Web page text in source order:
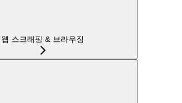
웹 스크래핑 & 브라우징